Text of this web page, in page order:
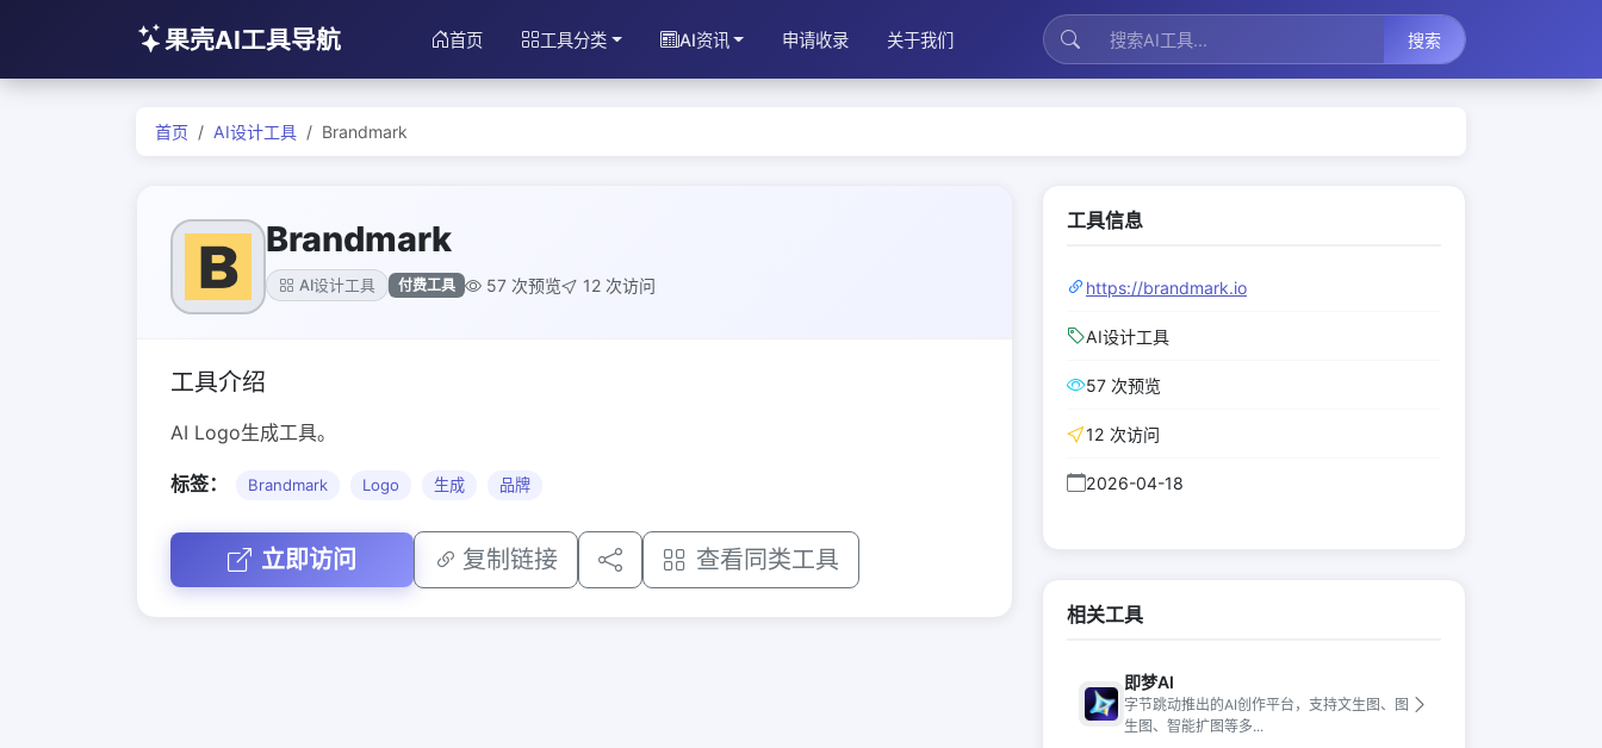
果壳AI工具导航 首页 工具分类 AI资讯 申请收录 关于我们 搜索
首页 AI设计工具 Brandmark
Brandmark
AI设计工具 付费工具 57 次预览 12 次访问
工具介绍
AI Logo生成工具。
标签： Brandmark Logo 生成 品牌
立即访问 复制链接 查看同类工具
工具信息
https://brandmark.io
AI设计工具
57 次预览
12 次访问
2026-04-18
相关工具
即梦AI
字节跳动推出的AI创作平台，支持文生图、图
生图、智能扩图等多...